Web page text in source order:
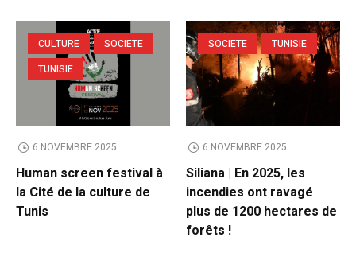
CULTURE
SOCIETE
TUNISIE
6 NOVEMBRE 2025
Human screen festival à
la Cité de la culture de
Tunis
SOCIETE TUNISIE
6 NOVEMBRE 2025
Siliana | En 2025, les
incendies ont ravagé
plus de 1200 hectares de
forêts !